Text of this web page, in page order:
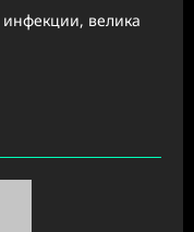
велика